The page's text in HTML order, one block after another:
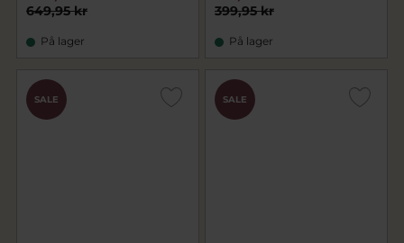
649,95 kr
På lager
399,95 kr
På lager
SALE SALE